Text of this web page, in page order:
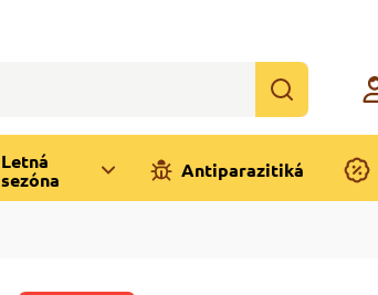
Letná
sezóna
Antiparazitiká